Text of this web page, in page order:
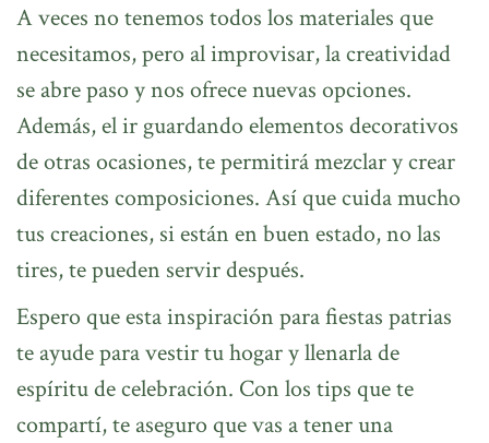
A veces no tenemos todos los materiales que
necesitamos, pero al improvisar, la creatividad
se abre paso y nos ofrece nuevas opciones.
Además, el ir guardando elementos decorativos
de otras ocasiones, te permitirá mezclar y crear
diferentes composiciones. Así que cuida mucho
tus creaciones, si están en buen estado, no las
tires, te pueden servir después.
Espero que esta inspiración para fiestas patrias
te ayude para vestir tu hogar y llenarla de
espíritu de celebración. Con los tips que te
compartí, te aseguro que vas a tener una